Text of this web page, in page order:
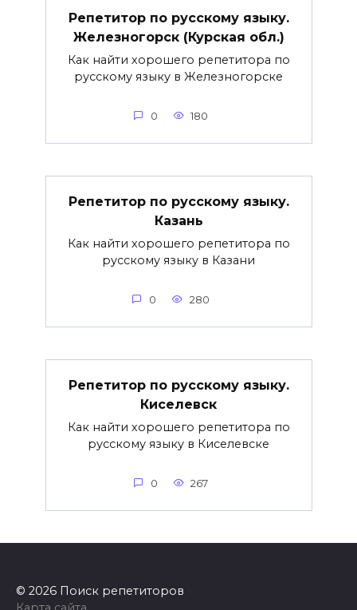
Репетитор по русскому языку.
Железногорск (Курская обл.)
Как найти хорошего репетитора по
русскому языку в Железногорске
0 180
Репетитор по русскому языку.
Казань
Как найти хорошего репетитора по
русскому языку в Казани
0 280
Репетитор по русскому языку.
Киселевск
Как найти хорошего репетитора по
русскому языку в Киселевске
0 267
© 2026 Поиск репетиторов